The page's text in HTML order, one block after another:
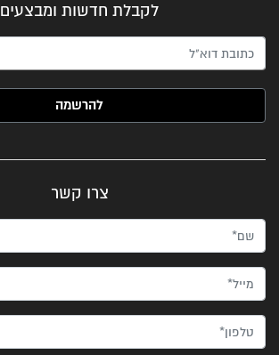
לקבלת חדשות ומבצעים
האימייל שלך (חובה)
צרו קשר